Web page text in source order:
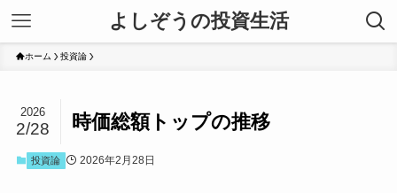
よしぞうの投資生活
ホーム 投資論
時価総額トップの推移
2026
2/28
投資論 2026年2月28日